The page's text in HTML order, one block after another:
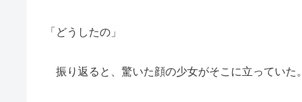
「どうしたの」
振り返ると、驚いた顔の少女がそこに立っていた。